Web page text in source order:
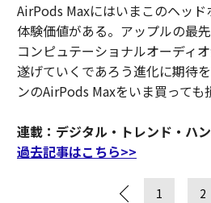
AirPods Maxにはいまこのヘッ
体験価値がある。アップルの最
コンピュテーショナルオーディ
遂げていくであろう進化に期待
ンのAirPods Maxをいま買っても
連載：デジタル・トレンド・ハ
過去記事はこちら>>
1 2